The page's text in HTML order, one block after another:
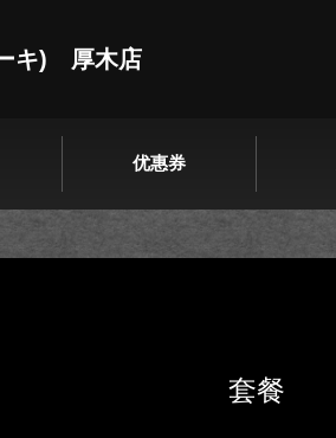
キ) 厚木店
优惠券
套餐